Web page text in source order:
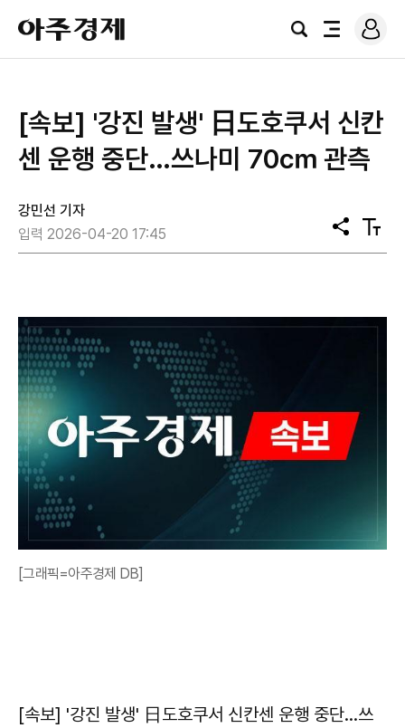
아
주
경
검
전
로
그
[속보] '강진 발생' 日도호쿠서 신칸
센 운행 중단…쓰나미 70㎝ 관측
강민선 기자
입력 2026-04-20 17:45
공
유
텍
스
[그래픽=아주경제 DB]
[속보] '강진 발생' 日도호쿠서 신칸센 운행 중단…쓰